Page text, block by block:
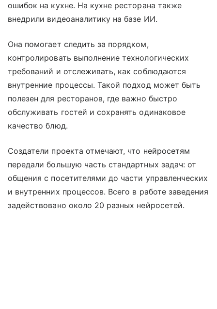
ошибок на кухне. На кухне ресторана также
внедрили видеоаналитику на базе ИИ.
Она помогает следить за порядком,
контролировать выполнение технологических
требований и отслеживать, как соблюдаются
внутренние процессы. Такой подход может быть
полезен для ресторанов, где важно быстро
обслуживать гостей и сохранять одинаковое
качество блюд.
Создатели проекта отмечают, что нейросетям
передали большую часть стандартных задач: от
общения с посетителями до части управленческих
и внутренних процессов. Всего в работе заведения
задействовано около 20 разных нейросетей.